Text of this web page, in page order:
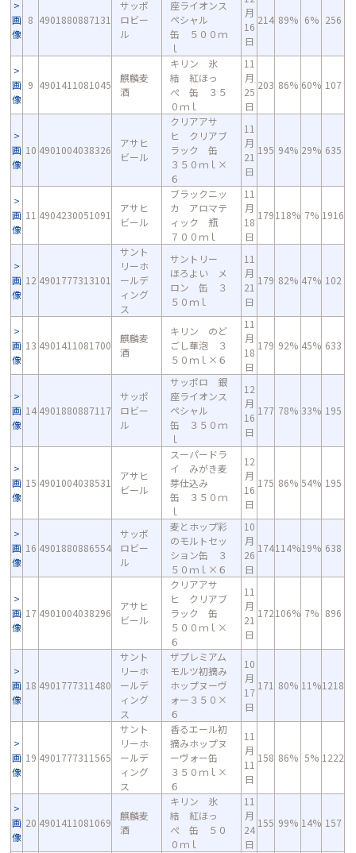
画
像
8 4901880887131
サッポ
ロビー
ル
座ライオンス
ペシャル
缶 ５００ｍ
ｌ
月
16
日
214 89% 6% 256
画
像
9 4901411081045
麒麟麦
酒
キリン 氷
結 紅ほっ
ぺ 缶 ３５
０ｍｌ
11
月
25
日
203 86% 60% 107
画
像
10 4901004038326
アサヒ
ビール
クリアアサ
ヒ クリアブ
ラック 缶
３５０ｍｌ×
６
11
月
21
日
195 94% 29% 635
画
像
11 4904230051091
アサヒ
ビール
ブラックニッ
カ アロマテ
ィック 瓶
７００ｍｌ
11
月
18
日
179118% 7% 1916
画
像
12 4901777313101
サント
リーホ
ールデ
ィング
ス
サントリー
ほろよい メ
ロン 缶 ３
５０ｍｌ
11
月
21
日
179 82% 47% 102
画
像
13 4901411081700
麒麟麦
酒
キリン のど
ごし華泡 ３
５０ｍｌ×６
11
月
18
日
179 92% 45% 633
画
像
14 4901880887117
サッポ
ロビー
ル
サッポロ 銀
座ライオンス
ペシャル
缶 ３５０ｍ
ｌ
12
月
16
日
177 78% 33% 195
画
像
15 4901004038531
アサヒ
ビール
スーパードラ
イ みがき麦
芽仕込み
缶 ３５０ｍ
ｌ
12
月
16
日
175 86% 54% 195
画
像
16 4901880886554
サッポ
ロビー
ル
麦とホップ彩
のモルトセッ
ション缶 ３
５０ｍｌ×６
10
月
26
日
174114%19% 638
画
像
17 4901004038296
アサヒ
ビール
クリアアサ
ヒ クリアブ
ラック 缶
５００ｍｌ×
６
11
月
21
日
172106% 7% 896
画
像
18 4901777311480
サント
リーホ
ールデ
ィング
ス
ザプレミアム
モルツ初摘み
ホップヌーヴ
ォー３５０×
６
10
月
17
日
171 80% 11%1218
画
像
19 4901777311565
サント
リーホ
ールデ
ィング
ス
香るエール初
摘みホップヌ
ーヴォー缶
３５０ｍｌ×
６
11
月
11
日
158 86% 5% 1222
画
像
20 4901411081069
麒麟麦
酒
キリン 氷
結 紅ほっ
ぺ 缶 ５０
０ｍｌ
11
月
24
日
155 99% 14% 157